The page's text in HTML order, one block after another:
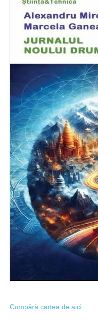
Cumpără cartea de aici